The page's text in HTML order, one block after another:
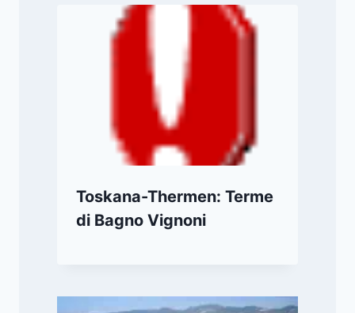
Toskana-Thermen: Terme
di Bagno Vignoni